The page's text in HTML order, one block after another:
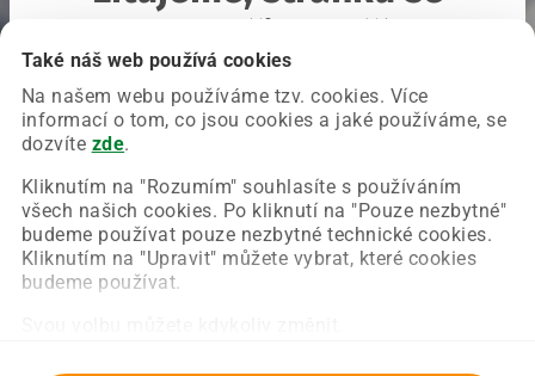
Také náš web používá cookies
Na našem webu používáme tzv. cookies. Více
informací o tom, co jsou cookies a jaké používáme, se
dozvíte zde.
Kliknutím na "Rozumím" souhlasíte s používáním
všech našich cookies. Po kliknutí na "Pouze nezbytné"
budeme používat pouze nezbytné technické cookies.
Kliknutím na "Upravit" můžete vybrat, které cookies
budeme používat.
Chyba nastala na naší straně a už ji opravujeme.
Zkuste prosím znovu načíst požadovanou stránku.
Obnovit stránku Úvodní strana